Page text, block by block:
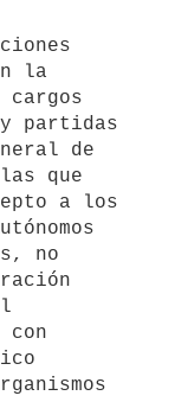
la
cargos
partidas
de
que
a los
no
con